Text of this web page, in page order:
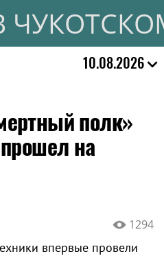
10.08.2026
полк»
на
1294
впервые провели